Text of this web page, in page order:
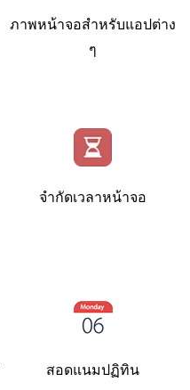
ภาพหน้าจอสําหรับแอปต่าง
ๆ
จํากัดเวลาหน้าจอ
สอดแนมปฏิทิน